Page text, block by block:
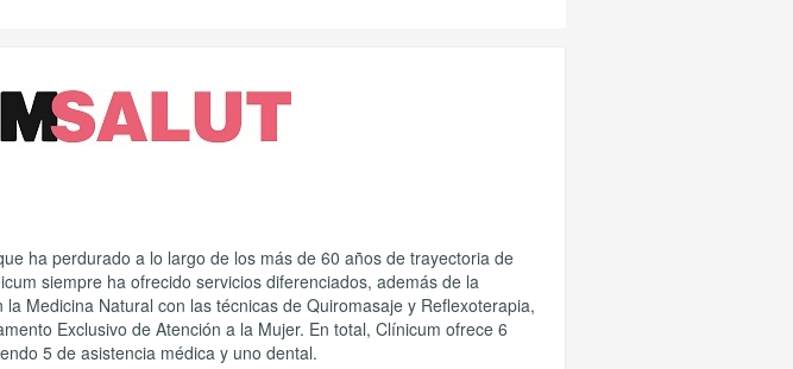
ha perdurado a lo largo de los más de 60 años de trayectoria de
siempre ha ofrecido servicios diferenciados, además de la
Medicina Natural con las técnicas de Quiromasaje y Reflexoterapia,
Exclusivo de Atención a la Mujer. En total, Clínicum ofrece 6
5 de asistencia médica y uno dental.